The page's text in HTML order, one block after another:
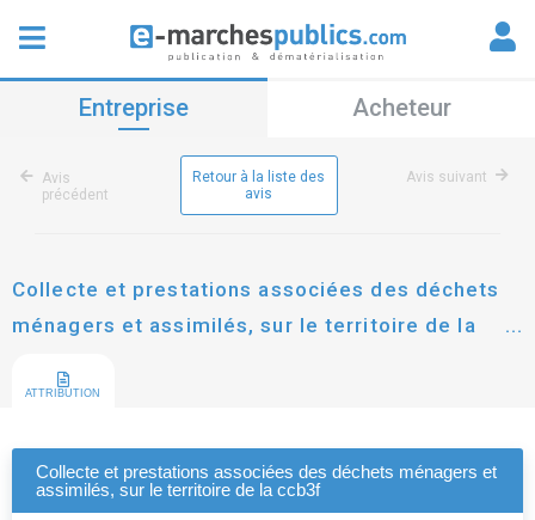
Entreprise Acheteur
Avis
précédent
Retour à la liste des
avis
Avis suivant
Collecte et prestations associées des déchets
ménagers et assimilés, sur le territoire de la
ATTRIBUTION
Collecte et prestations associées des déchets ménagers et
assimilés, sur le territoire de la ccb3f